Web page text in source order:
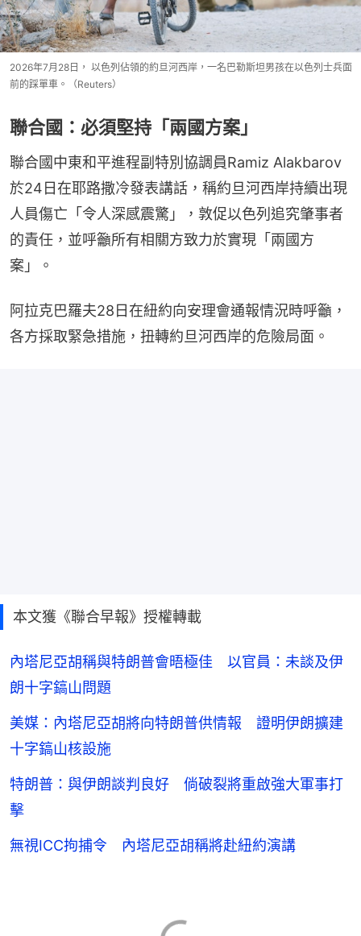
2026年7月28日， 以色列佔領的約旦河西岸，一名巴勒斯坦男孩在以色列士兵面
前的踩單車。（Reuters）
聯合國：必須堅持「兩國方案」
聯合國中東和平進程副特別協調員Ramiz Alakbarov
於24日在耶路撒冷發表講話，稱約旦河西岸持續出現
人員傷亡「令人深感震驚」，敦促以色列追究肇事者
的責任，並呼籲所有相關方致力於實現「兩國方
案」。
阿拉克巴羅夫28日在紐約向安理會通報情況時呼籲，
各方採取緊急措施，扭轉約旦河西岸的危險局面。
本文獲《聯合早報》授權轉載
內塔尼亞胡稱與特朗普會晤極佳 以官員：未談及伊
朗十字鎬山問題
美媒：內塔尼亞胡將向特朗普供情報 證明伊朗擴建
十字鎬山核設施
特朗普：與伊朗談判良好 倘破裂將重啟強大軍事打
擊
無視ICC拘捕令 內塔尼亞胡稱將赴紐約演講